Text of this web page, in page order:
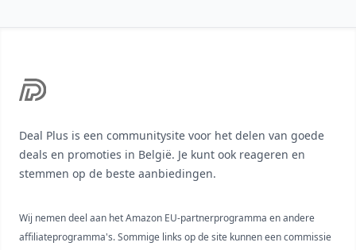
Deal Plus is een communitysite voor het delen van goede
deals en promoties in België. Je kunt ook reageren en
stemmen op de beste aanbiedingen.
Wij nemen deel aan het Amazon EU-partnerprogramma en andere
affiliateprogramma's. Sommige links op de site kunnen een commissie